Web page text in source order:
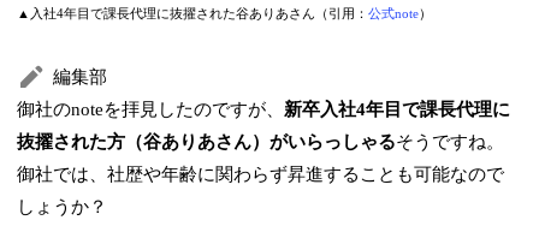
▲入社4年目で課長代理に抜擢された谷ありあさん（引用：公式note）
編集部
御社のnoteを拝見したのですが、 新卒入社4年目で課長代理に
抜擢された方（谷ありあさん）がいらっしゃるそうですね。
御社では、社歴や年齢に関わらず昇進することも可能なので
しょうか？